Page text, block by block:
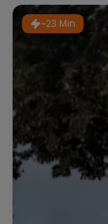
~23 Min